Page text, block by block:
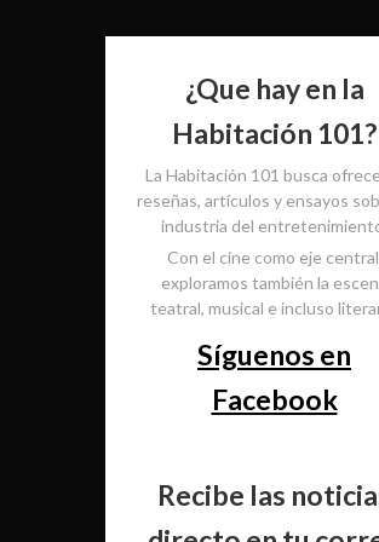
¿Que hay en la
Habitación 101?
La Habitación 101 busca
reseñas, artículos y ensayos
industria del
Con el cine como eje
exploramos también la
teatral, musical e incluso
Síguenos en
Facebook
Recibe las